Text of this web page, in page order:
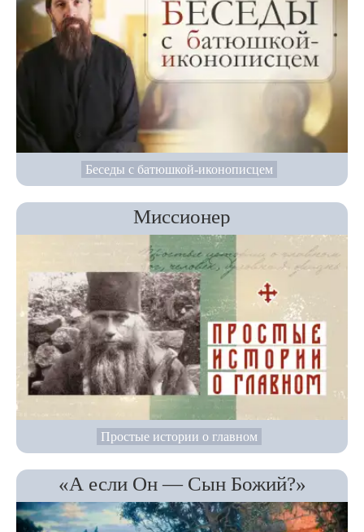
Беседы с батюшкой-иконописцем
Миссионер
Простые истории о главном
«А если Он — Сын Божий?»